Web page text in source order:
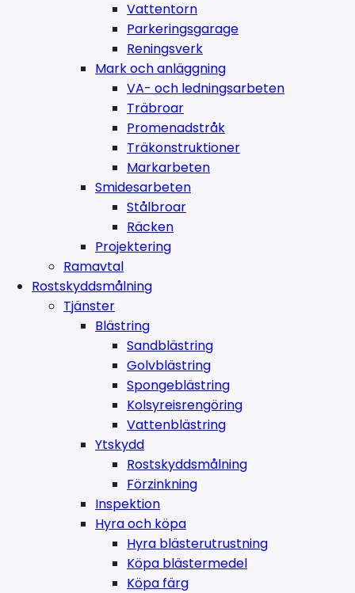
Vattentorn
Parkeringsgarage
Reningsverk
Mark och anläggning
VA- och ledningsarbeten
Träbroar
Promenadstråk
Träkonstruktioner
Markarbeten
Smidesarbeten
Stålbroar
Räcken
Projektering
Ramavtal
Rostskyddsmålning
Tjänster
Blästring
Sandblästring
Golvblästring
Spongeblästring
Kolsyreisrengöring
Vattenblästring
Ytskydd
Rostskyddsmålning
Förzinkning
Inspektion
Hyra och köpa
Hyra blästerutrustning
Köpa blästermedel
Köpa färg